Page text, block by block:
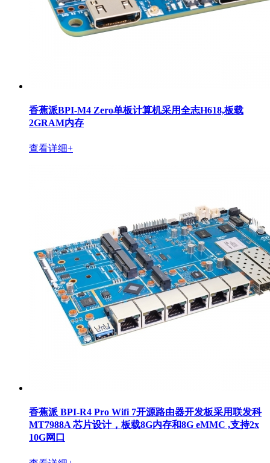
香蕉派BPI-M4 Zero单板计算机采用全志H618,板载
2GRAM内存
查看详细+
香蕉派 BPI-R4 Pro Wifi 7开源路由器开发板采用联发科
MT7988A 芯片设计，板载8G内存和8G eMMC ,支持2x
10G网口